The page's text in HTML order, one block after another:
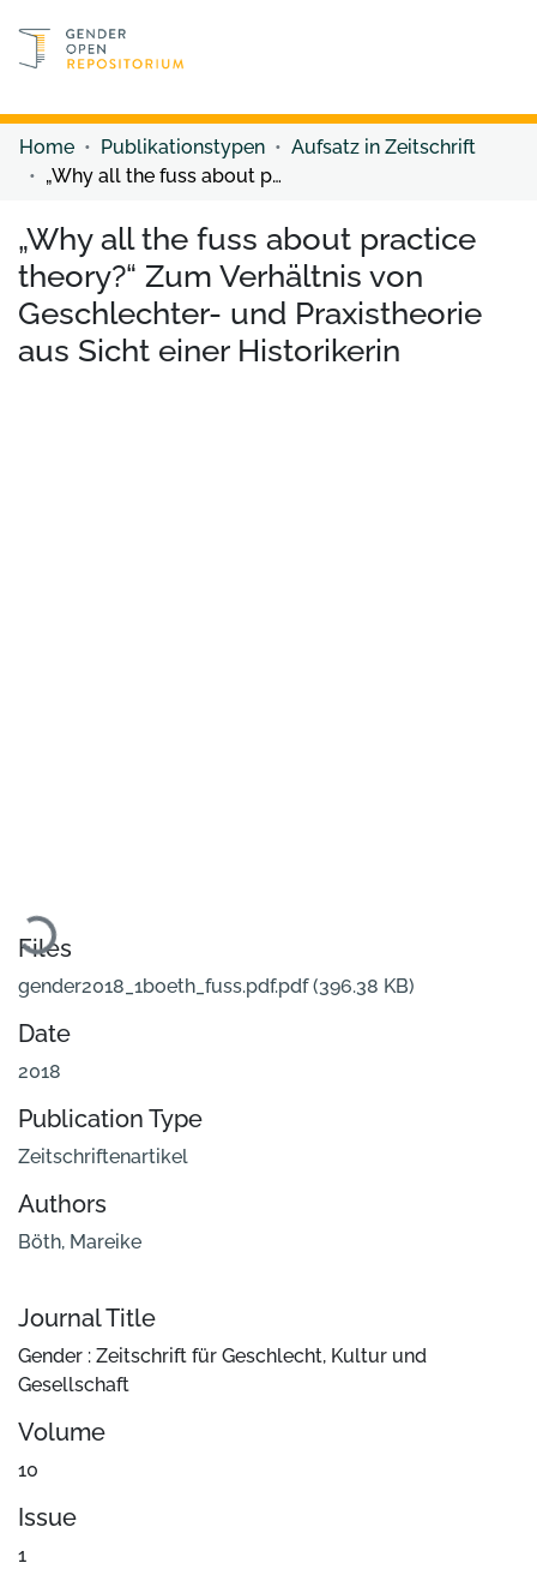
Discover content
Home Publikationstypen
Aufsatz in Zeitschrift
„Why all the fuss about practice theory?“ Zum Verhältnis von Geschlechter- und Praxistheorie aus Sicht einer Historikerin
„Why all the fuss about practice
theory?“ Zum Verhältnis von
Geschlechter- und Praxistheorie
aus Sicht einer Historikerin
Loading...
Files
gender2018_1boeth_fuss.pdf.pdf(396.38 KB)
Date
2018
Publication Type
Zeitschriftenartikel
Authors
Böth, Mareike
Journal Title
Gender : Zeitschrift für Geschlecht, Kultur und
Gesellschaft
Volume
10
Issue
1